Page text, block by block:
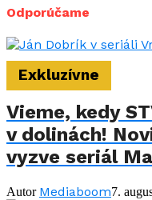
Odporúčame
Exkluzívne
Vieme, kedy
v dolinách!
vyzve seriál
Autor Mediaboom7.